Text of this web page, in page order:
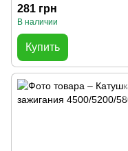
281 грн
В наличии
Купить